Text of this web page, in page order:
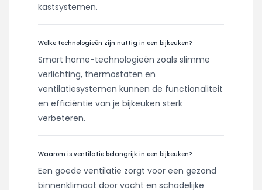
kastsystemen.
Welke technologieën zijn nuttig in een bijkeuken?
Smart home-technologieën zoals slimme
verlichting, thermostaten en
ventilatiesystemen kunnen de functionaliteit
en efficiëntie van je bijkeuken sterk
verbeteren.
Waarom is ventilatie belangrijk in een bijkeuken?
Een goede ventilatie zorgt voor een gezond
binnenklimaat door vocht en schadelijke